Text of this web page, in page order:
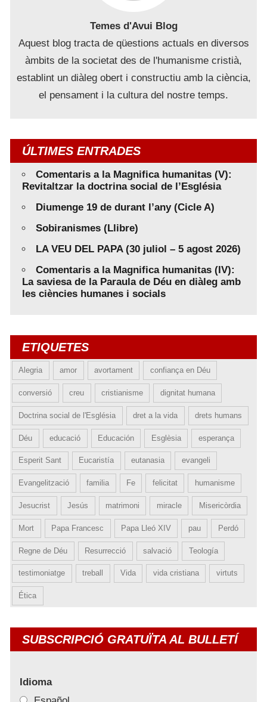
Temes d'Avui Blog
Aquest blog tracta de qüestions actuals en diversos
àmbits de la societat des de l'humanisme cristià,
establint un diàleg obert i constructiu amb la ciència,
el pensament i la cultura del nostre temps.
ÚLTIMES ENTRADES
Comentaris a la Magnifica humanitas (V):
Revitaltzar la doctrina social de l’Església
Diumenge 19 de durant l’any (Cicle A)
Sobiranismes (Llibre)
LA VEU DEL PAPA (30 juliol – 5 agost 2026)
Comentaris a la Magnifica humanitas (IV):
La saviesa de la Paraula de Déu en diàleg amb
les ciències humanes i socials
ETIQUETES
Alegria amor avortament confiança en Déu
conversió creu cristianisme dignitat humana
Doctrina social de l'Església dret a la vida drets humans
Déu educació Educación Esglèsia esperança
Esperit Sant Eucaristía eutanasia evangeli
Evangelització familia Fe felicitat humanisme
Jesucrist Jesús matrimoni miracle Misericòrdia
Mort Papa Francesc Papa Lleó XIV pau Perdó
Regne de Déu Resurrecció salvació Teología
testimoniatge treball Vida vida cristiana virtuts
Ética
SUBSCRIPCIÓ GRATUÏTA AL BULLETÍ
Idioma